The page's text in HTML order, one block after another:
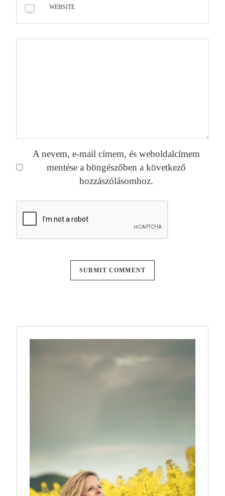
WEBSITE
A nevem, e-mail címem, és weboldalcímem
mentése a böngészőben a következő
hozzászólásomhoz.